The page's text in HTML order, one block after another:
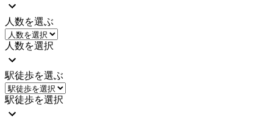
人数を選ぶ
人数を選択
駅徒歩を選ぶ
駅徒歩を選択